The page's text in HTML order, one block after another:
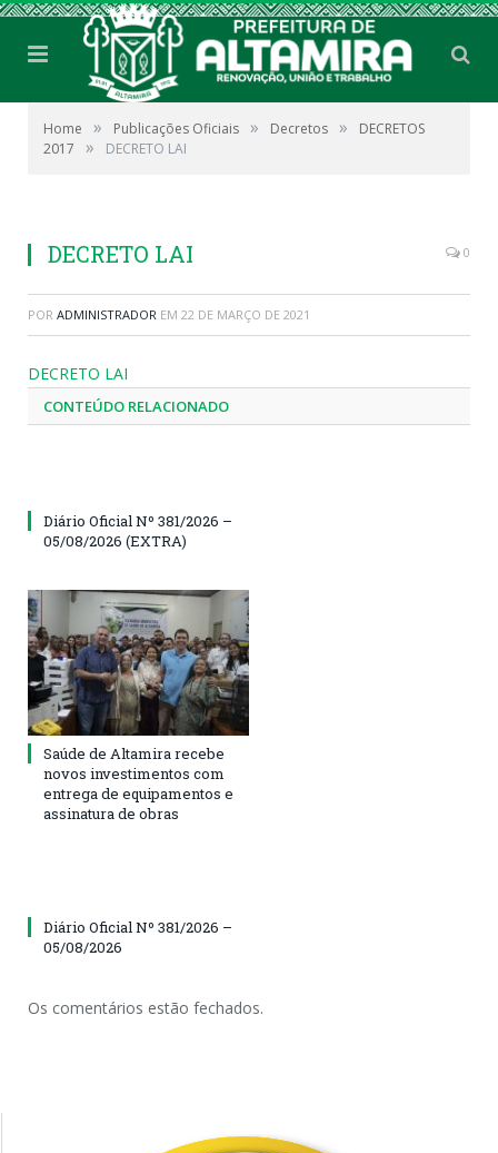
Home » Publicações Oficiais » Decretos »
DECRETOS
2017
» DECRETO LAI
DECRETO LAI 0
POR ADMINISTRADOR EM 22 DE MARÇO DE 2021
DECRETO LAI
CONTEÚDO RELACIONADO
Diário Oficial Nº 381/2026 –
05/08/2026 (EXTRA)
Saúde de Altamira recebe
novos investimentos com
entrega de equipamentos e
assinatura de obras
Diário Oficial Nº 381/2026 –
05/08/2026
Os comentários estão fechados.